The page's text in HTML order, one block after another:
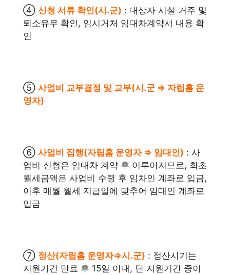
④ 신청 서류 확인(시․군) : 대상자 시설 거주 및
퇴소유무 확인, 임시거처 임대차계약서 내용 확
인
⑤ 사업비 교부결정 및 교부(시․군 ⇒ 자립홈 운
영자)
⑥ 사업비 집행(자립홈 운영자 ⇒ 임대인) : 사
업비 신청은 임대차 계약 후 이루어지므로, 최초
월세금액은 사업비 수령 후 임차인 계좌로 입금,
이후 매월 월세 지급일에 맞추어 임대인 계좌로
입금
⑦ 정산(자립홈 운영자⇒시․군) : 정산시기는
지원기간 만료 후 15일 이내, 단 지원기간 중이